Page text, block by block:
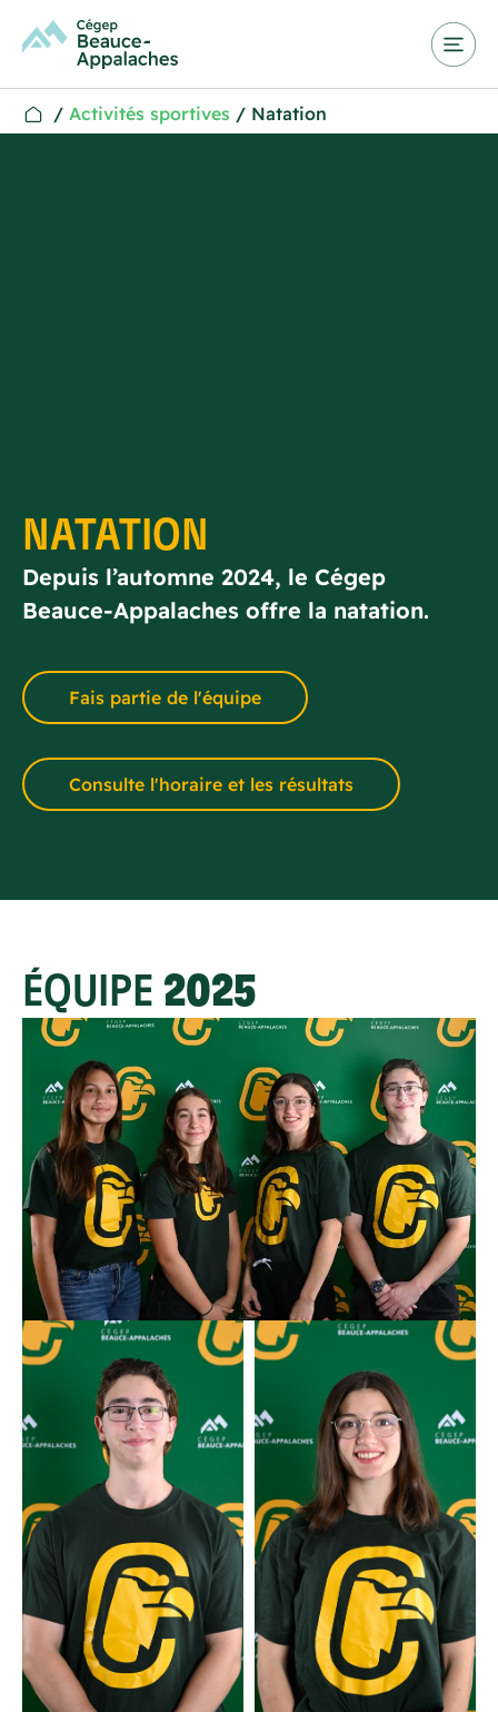
/ Activités sportives / Natation
NATATION
Depuis l’automne 2024, le Cégep
Beauce-Appalaches offre la natation.
Fais partie de l'équipe
Consulte l'horaire et les résultats
ÉQUIPE 2025